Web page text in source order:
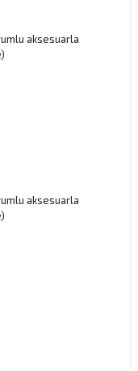
aksesuarla
aksesuarla